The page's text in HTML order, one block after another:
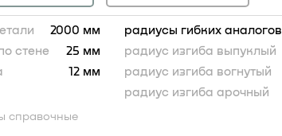
2000 мм
стене
25 мм
12 мм
радиусы гибких аналогов
радиус изгиба выпуклый
радиус изгиба вогнутый
радиус изгиба арочный
справочные